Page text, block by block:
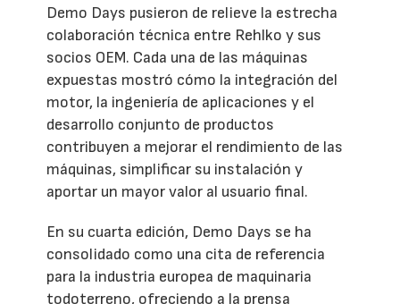
Demo Days pusieron de relieve la estrecha
colaboración técnica entre Rehlko y sus
socios OEM. Cada una de las máquinas
expuestas mostró cómo la integración del
motor, la ingeniería de aplicaciones y el
desarrollo conjunto de productos
contribuyen a mejorar el rendimiento de las
máquinas, simplificar su instalación y
aportar un mayor valor al usuario final.
En su cuarta edición, Demo Days se ha
consolidado como una cita de referencia
para la industria europea de maquinaria
todoterreno, ofreciendo a la prensa